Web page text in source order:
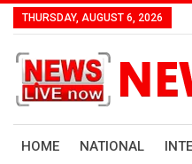
THURSDAY, AUGUST 6, 2026
HOME NATIONAL